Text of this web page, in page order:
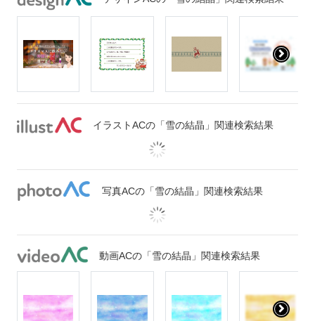
イラストACの「雪の結晶」関連検索結果
写真ACの「雪の結晶」関連検索結果
動画ACの「雪の結晶」関連検索結果